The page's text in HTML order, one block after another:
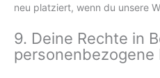
neu platziert, wenn du unsere
9. Deine Rechte in
personenbezogene